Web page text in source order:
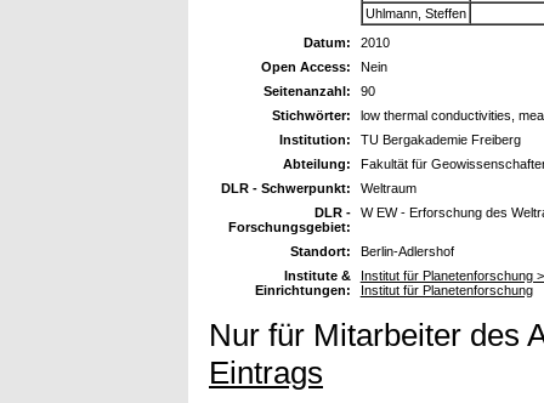
Uhlmann, Steffen
Datum:
2010
Open Access:
Nein
Seitenanzahl:
90
Stichwörter:
low thermal conductivities,
Institution:
TU Bergakademie Freiberg
Abteilung:
Fakultät für
DLR - Schwerpunkt:
Weltraum
DLR -
Forschungsgebiet:
W EW - Erforschung des
Standort:
Berlin-Adlershof
Institute &
Einrichtungen:
Institut für Planetenforschung
Institut für Planetenforschung
Nur für Mitarbeiter des
Eintrags